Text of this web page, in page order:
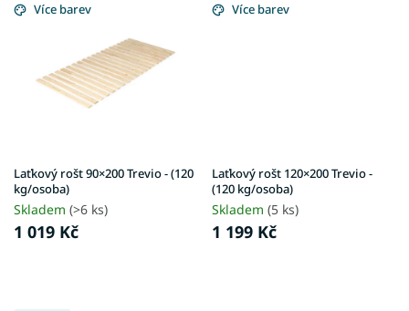
Více barev
Laťkový rošt 90×200 Trevio - (120
kg/osoba)
Skladem (>6 ks)
1 019 Kč
Více barev
Laťkový rošt 120×200 Trevio -
(120 kg/osoba)
Skladem (5 ks)
1 199 Kč